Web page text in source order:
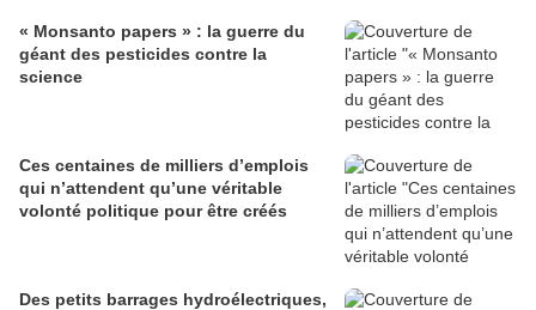
« Monsanto papers » : la guerre du
géant des pesticides contre la
science
Ces centaines de milliers d’emplois
qui n’attendent qu’une véritable
volonté politique pour être créés
Des petits barrages hydroélectriques,